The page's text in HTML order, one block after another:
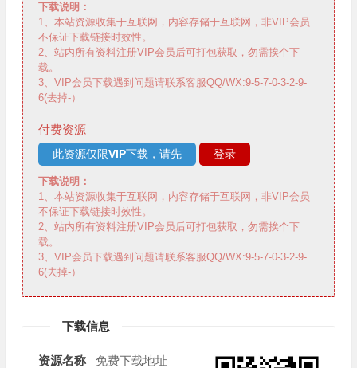
下载说明：
1、本站资源收集于互联网，内容存储于互联网，非VIP会员
不保证下载链接时效性。
2、站内所有资料注册VIP会员后可打包获取，勿需挨个下
载。
3、VIP会员下载遇到问题请联系客服QQ/WX:9-5-7-0-3-2-9-
6(去掉-）
付费资源
此资源仅限VIP下载，请先 登录
下载说明：
1、本站资源收集于互联网，内容存储于互联网，非VIP会员
不保证下载链接时效性。
2、站内所有资料注册VIP会员后可打包获取，勿需挨个下
载。
3、VIP会员下载遇到问题请联系客服QQ/WX:9-5-7-0-3-2-9-
6(去掉-）
下载信息
资源名称
免费下载地址